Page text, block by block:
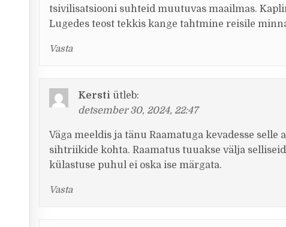
tsivilisatsiooni suhteid muutuvas maailmas.
Lugedes teost tekkis kange tahtmine reisile
Vasta
Kersti ütleb:
detsember 30, 2024, 22:47
Väga meeldis ja tänu Raamatuga kevadesse
sihtriikide kohta. Raamatus tuuakse välja
külastuse puhul ei oska ise märgata.
Vasta